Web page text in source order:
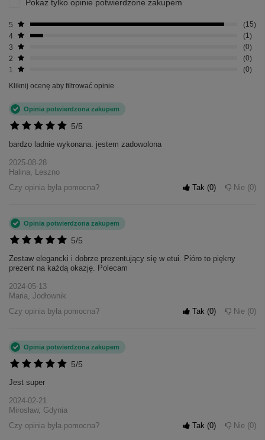
Pokaż tylko opinie potwierdzone zakupem
5
15
4
1
3
0
2
0
1
0
Kliknij ocenę aby filtrować opinie
5/5
Opinia potwierdzona zakupem
bardzo ladnie wykonana. jestem zadowolona
2025-08-28
Halina, Leszno
Czy opinia była pomocna?
Tak 0 Nie 0
5/5
Opinia potwierdzona zakupem
Zestaw elegancki i dobrze prezentujący się w etui. Pióro to piękny
prezent na każdą okazję. Polecam
2024-05-13
Maria, Jodłownik
Czy opinia była pomocna?
Tak 0 Nie 0
5/5
Opinia potwierdzona zakupem
Jest super
2024-02-21
Mirosław, Gdynia
Czy opinia była pomocna?
Tak 0 Nie 0